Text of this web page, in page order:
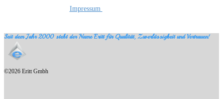
Seit dem Jahr 2000 steht der Name Eritt für Qualität, Zuverlässigkeit und Vertrauen!
©2026 Eritt Gmbh
Impressum